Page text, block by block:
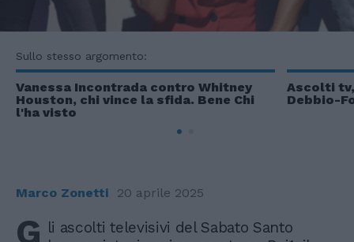
Sullo stesso argomento:
Vanessa Incontrada contro Whitney
Houston, chi vince la sfida. Bene Chi
l'ha visto
Ascolti
Debbio-
Marco Zonetti 20 aprile 2025
G li ascolti televisivi del Sabato Santo